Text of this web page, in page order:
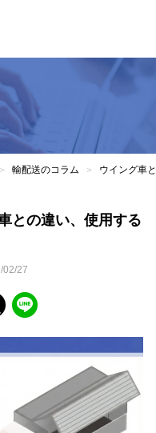
> 輸配送のコラム > ウイング車
との違い、使用する
02/27